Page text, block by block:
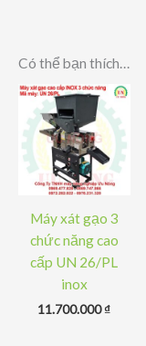
Có thể bạn thích…
Máy xát gạo 3
chức năng cao
cấp UN 26/PL
inox
11.700.000₫